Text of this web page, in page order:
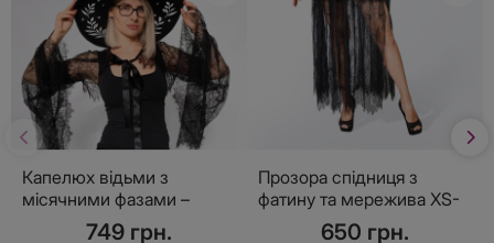
Капелюх відьми з
місячними фазами –
аксесуар до костюму на
749 грн.
Прозора спідниця з
фатину та мережива XS-
650 грн.